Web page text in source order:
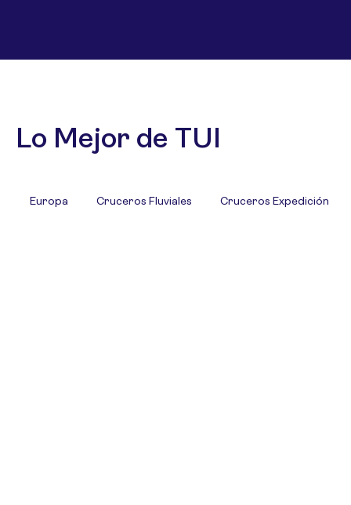
Lo Mejor de TUI
Europa Cruceros Fluviales Cruceros Expedición